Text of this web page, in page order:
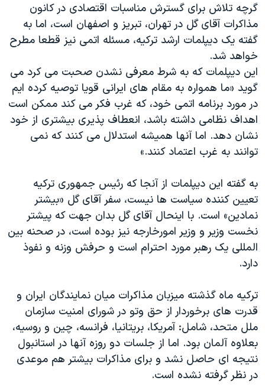
سفر پرزیدنت ترامپ به چین
گرچه تلاش برای گسترش مناسبات اقتصادی در کانون
مذاکرات آقای گل در تهران، تبريز و اصفهان است، اما به
گفته يک ديپلمات ارشد ترکيه، مسئله اتمی نيز قطعا مطرح
خواهد شد.
اين ديپلمات که به شرط معرفی نشدن صحبت می کرد می
گويد «ما همواره به مقام های ايرانی قويا توصيه کرده ايم
در مورد برنامه اتمی خود، که غرب فکر می کند ممکن است
اهداف نظامی داشته باشد، انعطاف پذيری بيشتری از خود
نشان دهد. اما آنها هميشه استدلال می کنند که نمی
توانند به غرب اعتماد کنند.»
به گفته اين ديپلمات از آنجا که رئيس جمهوری ترکيه
تعيين کننده سياست ها نيست، سفر آقای گل «بيشتر
نمادين» است. با اينحال آقای گل بدان جهت که پيشتر
نخست وزير و وزير امورخارجه نيز بوده است، در صحنه بين
المللی يک رهبر مورد احترام است و حرفش وزنه و نفوذ
دارد.
ترکيه ماه گذشته ميزبان مذاکرات ميان نمايندگان ايران و
قدرت های برخوردار از حق وتو در شورای امنيت سازمان
ملل متحد، شامل: آمريکا، بريتانيا، فرانسه، چين و روسيه،
بعلاوه آلمان بود. اما از جلسات دو روزه آنها در استانبول
نتيجه ای حاصل نشد و برای مذاکرات بيشتر هم موعدی
در نظر گرفته نشده است.